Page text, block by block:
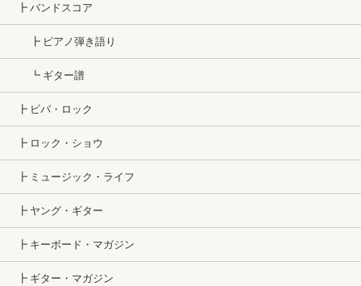
┣ バンドスコア
┣ ピアノ弾き語り
┗ ギター譜
┣ ビバ・ロック
┣ ロック・ショウ
┣ ミュージック・ライフ
┣ ヤング・ギター
┣ キーボード・マガジン
┣ ギター・マガジン